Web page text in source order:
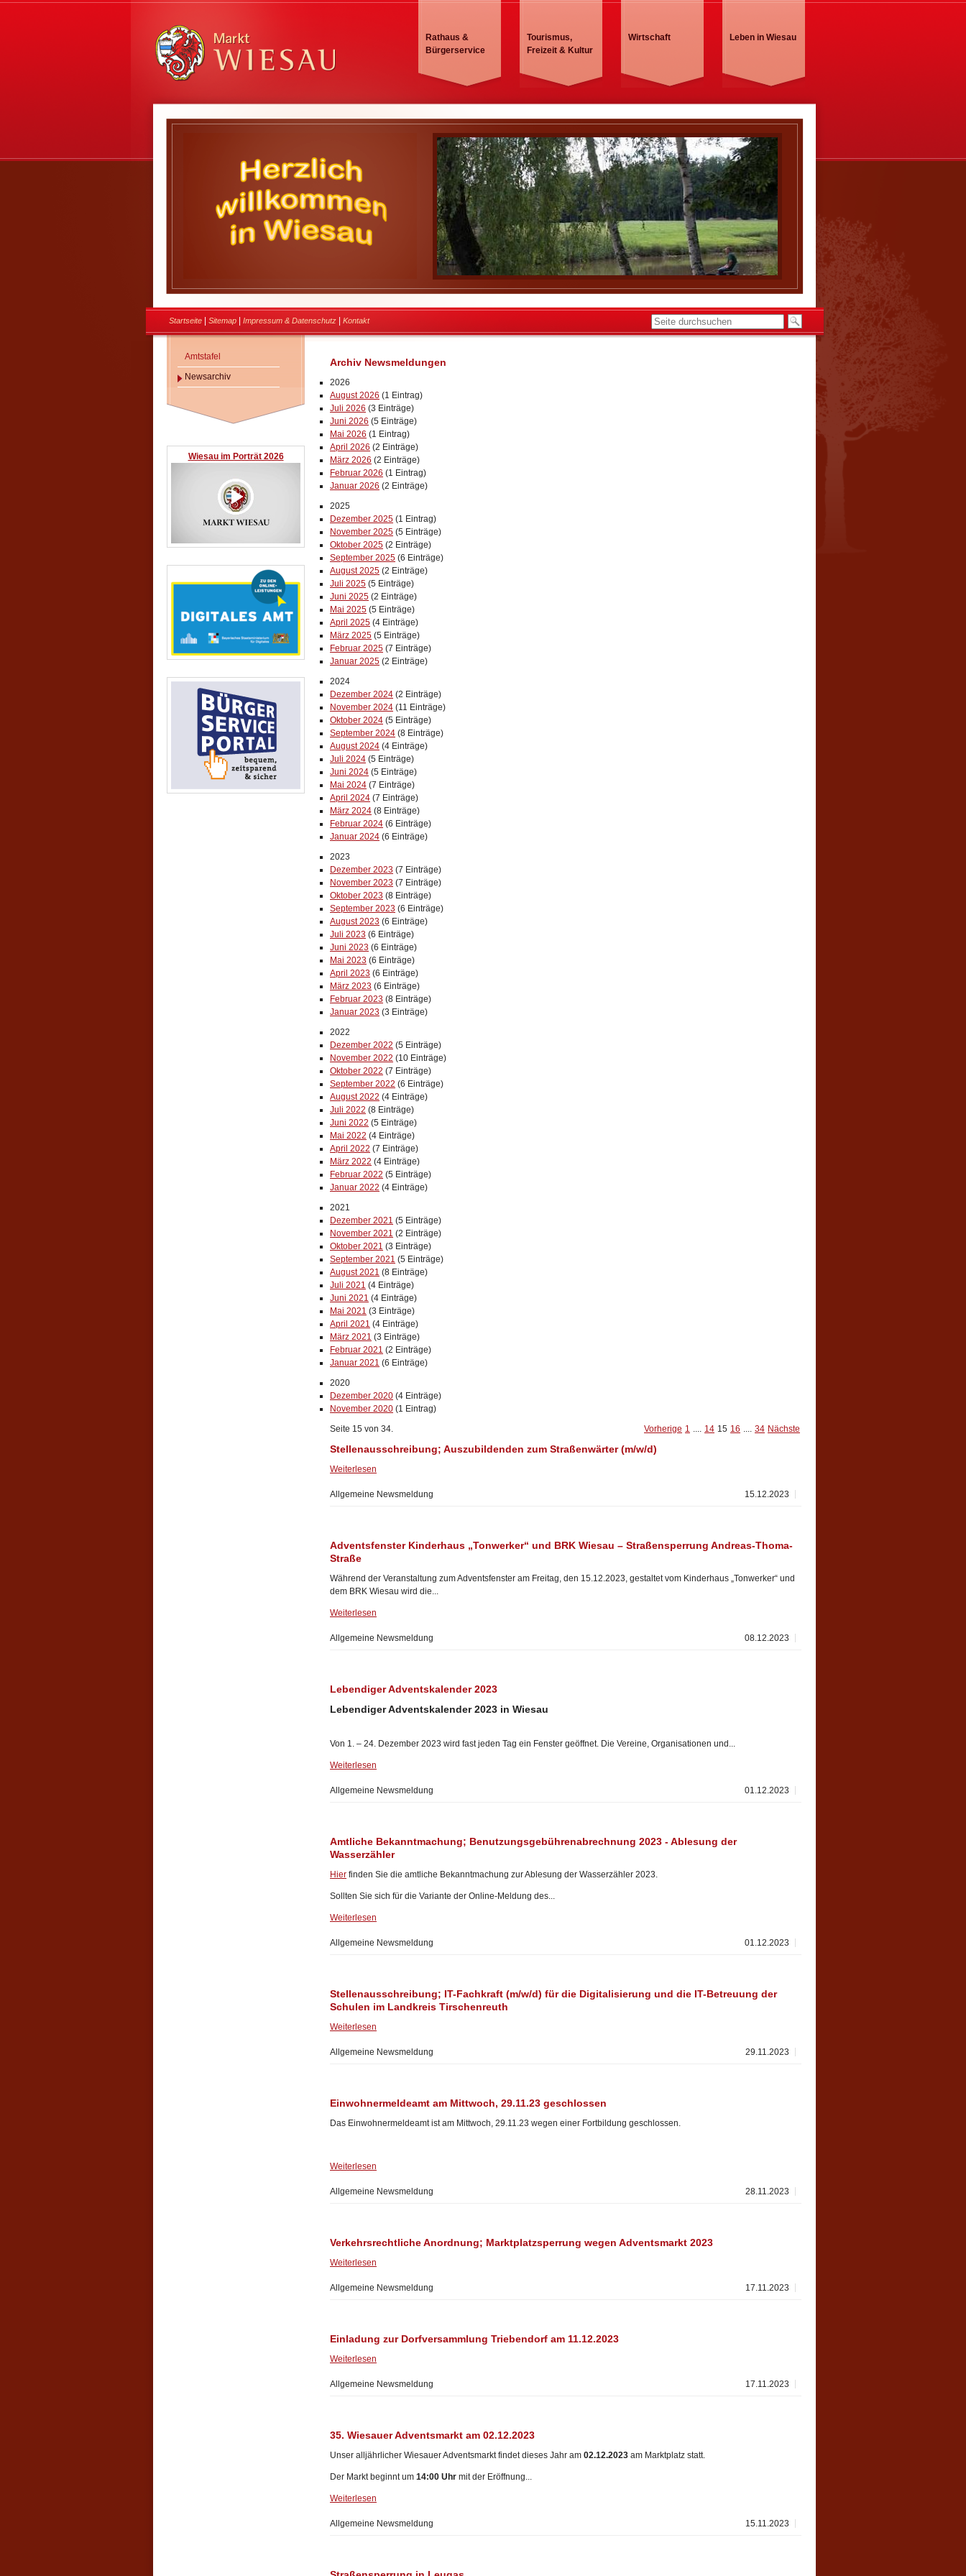
Rathaus &
Bürgerservice
Tourismus,
Freizeit & Kultur
Wirtschaft Leben in Wiesau
Startseite Sitemap Impressum & Datenschutz Kontakt
Archiv Newsmeldungen
2026
August 2026 (1 Eintrag)
Juli 2026 (3 Einträge)
Juni 2026 (5 Einträge)
Mai 2026 (1 Eintrag)
April 2026 (2 Einträge)
März 2026 (2 Einträge)
Februar 2026 (1 Eintrag)
Januar 2026 (2 Einträge)
2025
Dezember 2025 (1 Eintrag)
November 2025 (5 Einträge)
Oktober 2025 (2 Einträge)
September 2025 (6 Einträge)
August 2025 (2 Einträge)
Juli 2025 (5 Einträge)
Juni 2025 (2 Einträge)
Mai 2025 (5 Einträge)
April 2025 (4 Einträge)
März 2025 (5 Einträge)
Februar 2025 (7 Einträge)
Januar 2025 (2 Einträge)
2024
Dezember 2024 (2 Einträge)
November 2024 (11 Einträge)
Oktober 2024 (5 Einträge)
September 2024 (8 Einträge)
August 2024 (4 Einträge)
Juli 2024 (5 Einträge)
Juni 2024 (5 Einträge)
Mai 2024 (7 Einträge)
April 2024 (7 Einträge)
März 2024 (8 Einträge)
Februar 2024 (6 Einträge)
Januar 2024 (6 Einträge)
2023
Dezember 2023 (7 Einträge)
November 2023 (7 Einträge)
Oktober 2023 (8 Einträge)
September 2023 (6 Einträge)
August 2023 (6 Einträge)
Juli 2023 (6 Einträge)
Juni 2023 (6 Einträge)
Mai 2023 (6 Einträge)
April 2023 (6 Einträge)
März 2023 (6 Einträge)
Februar 2023 (8 Einträge)
Januar 2023 (3 Einträge)
2022
Dezember 2022 (5 Einträge)
November 2022 (10 Einträge)
Oktober 2022 (7 Einträge)
September 2022 (6 Einträge)
August 2022 (4 Einträge)
Juli 2022 (8 Einträge)
Juni 2022 (5 Einträge)
Mai 2022 (4 Einträge)
April 2022 (7 Einträge)
März 2022 (4 Einträge)
Februar 2022 (5 Einträge)
Januar 2022 (4 Einträge)
2021
Dezember 2021 (5 Einträge)
November 2021 (2 Einträge)
Oktober 2021 (3 Einträge)
September 2021 (5 Einträge)
August 2021 (8 Einträge)
Juli 2021 (4 Einträge)
Juni 2021 (4 Einträge)
Mai 2021 (3 Einträge)
April 2021 (4 Einträge)
März 2021 (3 Einträge)
Februar 2021 (2 Einträge)
Januar 2021 (6 Einträge)
2020
Dezember 2020 (4 Einträge)
November 2020 (1 Eintrag)
Seite 15 von 34.
Vorherige 1 .... 14 15 16 .... 34 Nächste
Stellenausschreibung; Auszubildenden zum Straßenwärter (m/w/d)
Weiterlesen
15.12.2023
Allgemeine Newsmeldung
Adventsfenster Kinderhaus „Tonwerker“ und BRK Wiesau – Straßensperrung Andreas-Thoma-
Straße
Während der Veranstaltung zum Adventsfenster am Freitag, den 15.12.2023, gestaltet vom Kinderhaus „Tonwerker“ und
dem BRK Wiesau wird die...
Weiterlesen
08.12.2023
Allgemeine Newsmeldung
Lebendiger Adventskalender 2023
Lebendiger Adventskalender 2023 in Wiesau
Von 1. – 24. Dezember 2023 wird fast jeden Tag ein Fenster geöffnet. Die Vereine, Organisationen und...
Weiterlesen
01.12.2023
Allgemeine Newsmeldung
Amtliche Bekanntmachung; Benutzungsgebührenabrechnung 2023 - Ablesung der
Wasserzähler
Hier finden Sie die amtliche Bekanntmachung zur Ablesung der Wasserzähler 2023.
Sollten Sie sich für die Variante der Online-Meldung des...
Weiterlesen
01.12.2023
Allgemeine Newsmeldung
Stellenausschreibung; IT-Fachkraft (m/w/d) für die Digitalisierung und die IT-Betreuung der
Schulen im Landkreis Tirschenreuth
Weiterlesen
29.11.2023
Allgemeine Newsmeldung
Einwohnermeldeamt am Mittwoch, 29.11.23 geschlossen
Das Einwohnermeldeamt ist am Mittwoch, 29.11.23 wegen einer Fortbildung geschlossen.
Weiterlesen
28.11.2023
Allgemeine Newsmeldung
Verkehrsrechtliche Anordnung; Marktplatzsperrung wegen Adventsmarkt 2023
Weiterlesen
17.11.2023
Allgemeine Newsmeldung
Einladung zur Dorfversammlung Triebendorf am 11.12.2023
Weiterlesen
17.11.2023
Allgemeine Newsmeldung
35. Wiesauer Adventsmarkt am 02.12.2023
Unser alljährlicher Wiesauer Adventsmarkt findet dieses Jahr am 02.12.2023 am Marktplatz statt.
Der Markt beginnt um 14:00 Uhr mit der Eröffnung...
Weiterlesen
15.11.2023
Allgemeine Newsmeldung
Amtstafel
Newsarchiv
Wiesau im Porträt 2026